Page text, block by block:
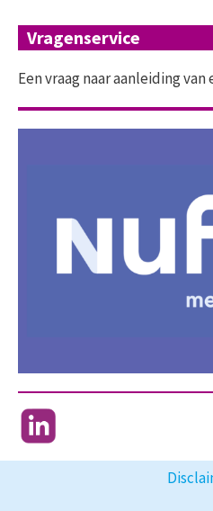
Vragenservice
Een vraag naar aanleiding